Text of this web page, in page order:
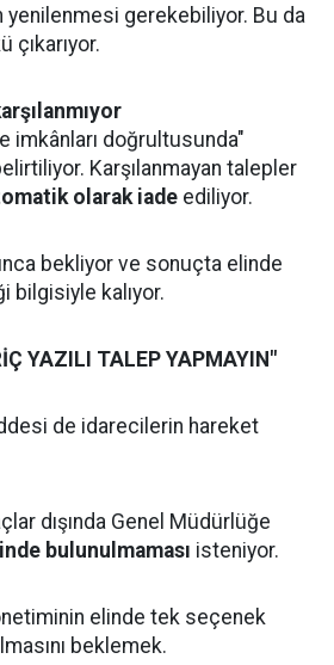
yenilenmesi gerekebiliyor. Bu da
çıkarıyor.
imkânları doğrultusunda"
Karşılanmayan talepler
olarak iade ediliyor.
bekliyor ve sonuçta elinde
bilgisiyle kalıyor.
YAZILI TALEP YAPMAYIN"
de idarecilerin hareket
dışında Genel Müdürlüğe
bulunulmaması isteniyor.
elinde tek seçenek
beklemek.